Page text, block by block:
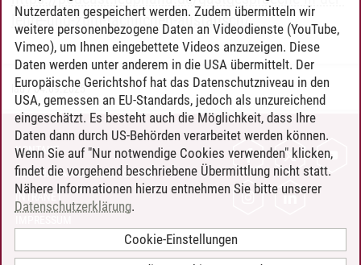
lehre-und-zum-fachlichen-austausch/
lau/04.09.2025
KONTAKT
LEUPHANA ALS ARBEITGEBER
INTRANET
Nutzerdaten gespeichert werden. Zudem übermitteln wir
weitere personenbezogene Daten an Videodienste (YouTube,
Vimeo), um Ihnen eingebettete Videos anzuzeigen. Diese
Daten werden unter anderem in die USA übermittelt. Der
Europäische Gerichtshof hat das Datenschutzniveau in den
USA, gemessen an EU-Standards, jedoch als unzureichend
eingeschätzt. Es besteht auch die Möglichkeit, dass Ihre
Daten dann durch US-Behörden verarbeitet werden können.
Wenn Sie auf "Nur notwendige Cookies verwenden" klicken,
findet die vorgehend beschriebene Übermittlung nicht statt.
Nähere Informationen hierzu entnehmen Sie bitte unserer
Datenschutzerklärung.
Cookie-Einstellungen